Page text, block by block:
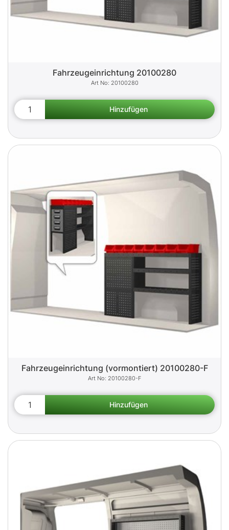
Fahrzeugeinrichtung 20100280
20100280
Fahrzeugeinrichtung (vormontiert) 20100280-F
20100280-F